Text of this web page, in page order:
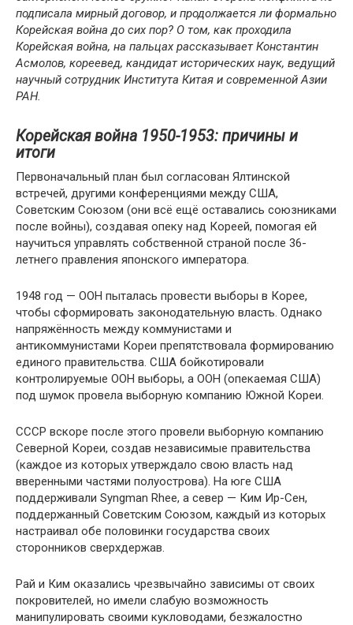
подписала мирный договор, и продолжается ли формально
Корейская война до сих пор? О том, как проходила
Корейская война, на пальцах рассказывает Константин
Асмолов, кореевед, кандидат исторических наук, ведущий
научный сотрудник Института Китая и современной Азии
РАН.
Корейская война 1950-1953: причины и
итоги
Первоначальный план был согласован Ялтинской
встречей, другими конференциями между США,
Советским Союзом (они всё ещё оставались союзниками
после войны), создавая опеку над Кореей, помогая ей
научиться управлять собственной страной после 36-
летнего правления японского императора.
1948 год — ООН пыталась провести выборы в Корее,
чтобы сформировать законодательную власть. Однако
напряжённость между коммунистами и
антикоммунистами Кореи препятствовала формированию
единого правительства. США бойкотировали
контролируемые ООН выборы, а ООН (опекаемая США)
под шумок провела выборную компанию Южной Кореи.
СССР вскоре после этого провели выборную компанию
Северной Кореи, создав независимые правительства
(каждое из которых утверждало свою власть над
вверенными частями полуострова). На юге США
поддерживали Syngman Rhee, а север — Ким Ир-Сен,
поддержанный Советским Союзом, каждый из которых
настраивал обе половинки государства своих
сторонников сверхдержав.
Рай и Ким оказались чрезвычайно зависимы от своих
покровителей, но имели слабую возможность
манипулировать своими кукловодами, безжалостно